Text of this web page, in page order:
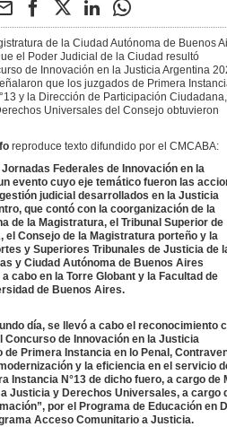
de la Ciudad Autónoma de Buenos
el Poder Judicial de la Ciudad resultó
de Innovación en la Justicia Argentina
que los juzgados de Primera
y la Dirección de Participación Ciudadana,
Universales del Consejo obtuvieron
reproduce texto difundido por el CMCABA:
Federales de Innovación en la
evento cuyo eje temático fueron las
judicial desarrollados en la Justicia
que contó con la coorganización de la
de la Magistratura, el Tribunal Superior de
el Consejo de la Magistratura porteño y la
y Superiores Tribunales de Justicia de
y Ciudad Autónoma de Buenos Aires
cabo en la Torre Globant y la Facultad de
de Buenos Aires.
día, se llevó a cabo el reconocimiento
Concurso de Innovación en la Justicia
de Primera Instancia en lo Penal,
y la eficiencia en el servicio
Instancia N°13 de dicho fuero, a cargo
Justicia y Derechos Universales, a
por el Programa de Educación
Acceso Comunitario a Justicia.